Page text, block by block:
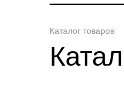
Каталог товаров